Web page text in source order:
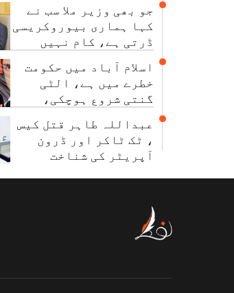
جو بھی وزیر ملا سب نے
کہا ہماری بیوروکریسی
ڈرتی ہے، کام نہیں
اسلام آباد میں حکومت
خطرے میں ہے، الٹی
گنتی شروع ہوچکی،
عبداللہ طاہر قتل کیس
، ٹک ٹاکر اور ڈرون
آپریٹر کی شناخت